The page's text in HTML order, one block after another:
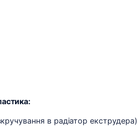
в радіатор екструдера)